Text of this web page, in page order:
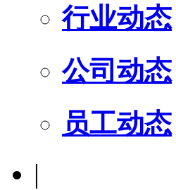
行业动态
公司动态
员工动态
|